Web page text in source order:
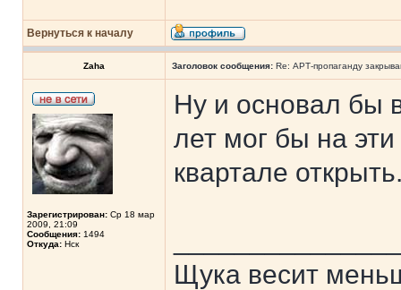
Вернуться к началу
Zaha Заголовок сообщения: Re: АРТ-пропаганду
Зарегистрирован: Ср 18 мар
2009, 21:09
Сообщения: 1494
Откуда: Нск
Ну и основал бы
лет мог бы на
квартале
Щука весит